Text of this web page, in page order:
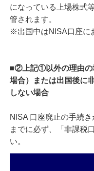
になっている上場株式
管されます。
※出国中はNISA口座に
■②上記①以外の理由の
場合）または出国後に
しない場合
NISA 口座廃止の手続
までに必ず、「非課税
い。